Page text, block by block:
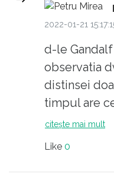
2022-01-21
d-le
observatia
distinsei
timpul are
impunge pe
stiu daca
citește mai mult
Like 0